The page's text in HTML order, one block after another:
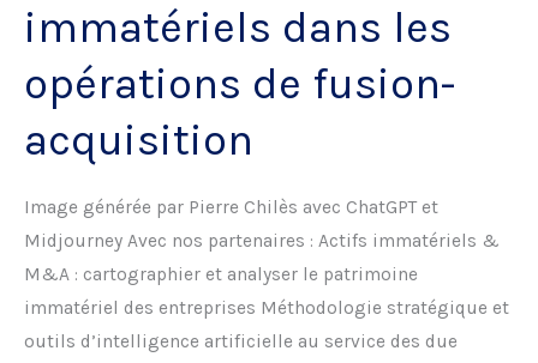
immatériels dans les
opérations de fusion-
acquisition
Image générée par Pierre Chilès avec ChatGPT et
Midjourney Avec nos partenaires : Actifs immatériels &
M&A : cartographier et analyser le patrimoine
immatériel des entreprises Méthodologie stratégique et
outils d’intelligence artificielle au service des due